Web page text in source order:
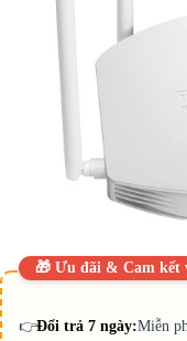
🎁 Ưu đãi & Cam kết
👉Đổi trả 7 ngày:Miễn